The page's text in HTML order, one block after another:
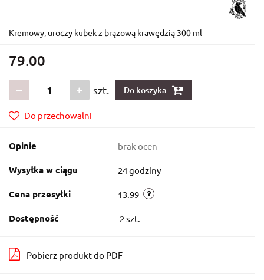
Kremowy, uroczy kubek z brązową krawędzią 300 ml
79.00
szt. Do koszyka
Do przechowalni
Opinie brak ocen
Wysyłka w ciągu 24 godziny
Cena przesyłki 13.99
Dostępność 2 szt.
Pobierz produkt do PDF